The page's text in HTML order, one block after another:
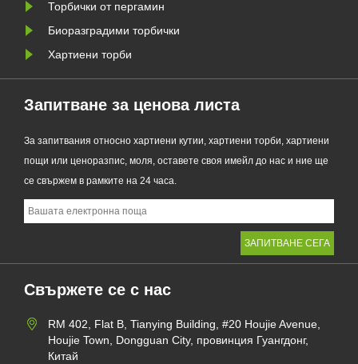
Торбички от пергамин
Биоразградими торбички
Хартиени торби
Запитване за ценова листа
За запитвания относно хартиени кутии, хартиени торби, хартиени
пощи или ценоразпис, моля, оставете своя имейл до нас и ние ще
се свържем в рамките на 24 часа.
Свържете се с нас
RM 402, Flat B, Tianying Building, #20 Houjie Avenue,
Houjie Town, Dongguan City, провинция Гуангдонг,
Китай